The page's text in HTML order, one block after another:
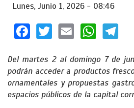
Lunes, Junio 1, 2026 - 08:46
Facebook
TwitterEmail
Del martes 2 al domingo 7 de
podrán acceder a productos
ornamentales y propuestas
espacios públicos de la capital